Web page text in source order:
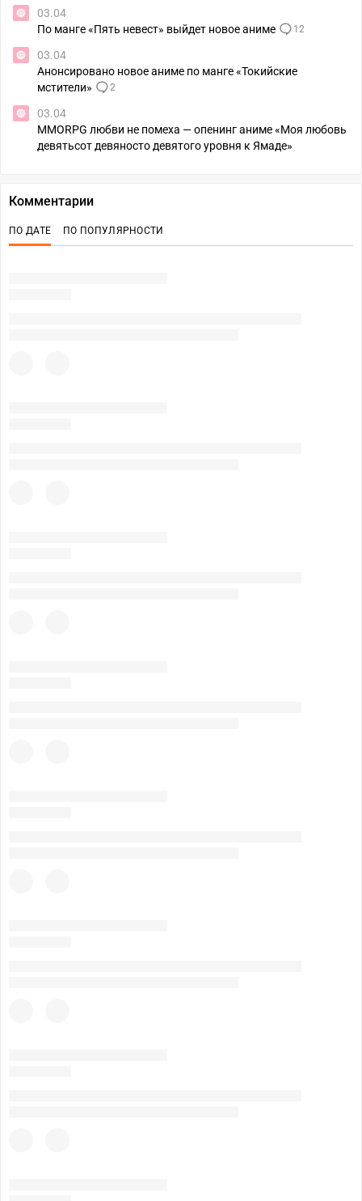
03.04
По манге «Пять невест» выйдет новое аниме
12
03.04
Анонсировано новое аниме по манге «Токийские
мстители»
2
03.04
MMORPG любви не помеха — опенинг аниме «Моя любовь
девятьсот девяносто девятого уровня к Ямаде»
Комментарии
ПО ДАТЕ ПО ПОПУЛЯРНОСТИ